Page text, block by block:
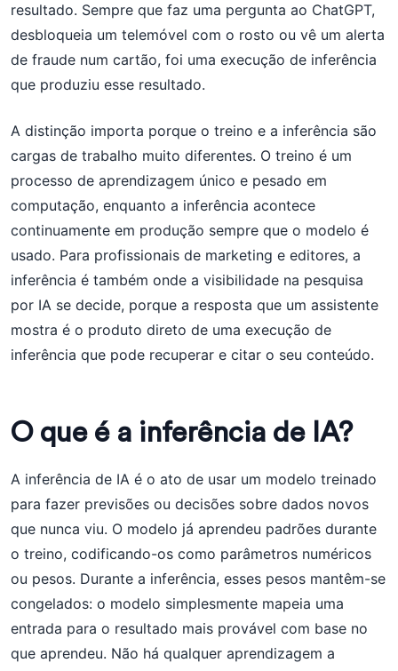
resultado. Sempre que faz uma pergunta ao ChatGPT,
desbloqueia um telemóvel com o rosto ou vê um alerta
de fraude num cartão, foi uma execução de inferência
que produziu esse resultado.
A distinção importa porque o treino e a inferência são
cargas de trabalho muito diferentes. O treino é um
processo de aprendizagem único e pesado em
computação, enquanto a inferência acontece
continuamente em produção sempre que o modelo é
usado. Para profissionais de marketing e editores, a
inferência é também onde a visibilidade na pesquisa
por IA se decide, porque a resposta que um assistente
mostra é o produto direto de uma execução de
inferência que pode recuperar e citar o seu conteúdo.
O que é a inferência de IA?
A inferência de IA é o ato de usar um modelo treinado
para fazer previsões ou decisões sobre dados novos
que nunca viu. O modelo já aprendeu padrões durante
o treino, codificando-os como parâmetros numéricos
ou pesos. Durante a inferência, esses pesos mantêm-se
congelados: o modelo simplesmente mapeia uma
entrada para o resultado mais provável com base no
que aprendeu. Não há qualquer aprendizagem a